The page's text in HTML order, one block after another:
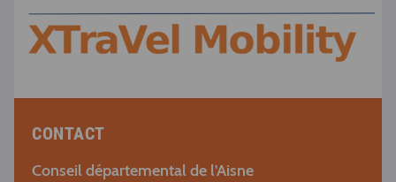
CONTACT
Conseil départemental de l'Aisne